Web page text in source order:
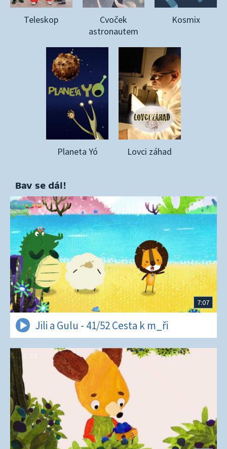
Teleskop
Cvoček
astronautem
Kosmix
Planeta Yó Lovci záhad
Bav se dál!
7:07
Jili a Gulu - 41/52 Cesta k m_ři